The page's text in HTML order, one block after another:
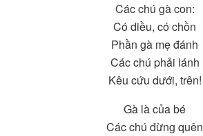
Các chú gà con:
Có diều, có chồn
Phần gà mẹ đánh
Các chú phải lánh
Kêu cứu dưới, trên!
Gà là của bé
Các chú đừng quên